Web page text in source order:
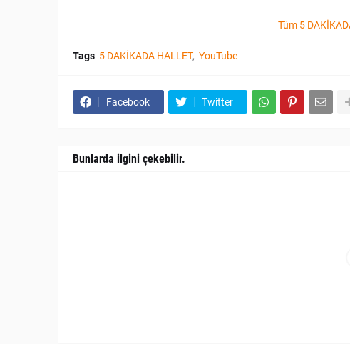
Tüm 5
Tags 5 DAKİKADA HALLET YouTube
Facebook Twitter
Bunlarda ilgini çekebilir.